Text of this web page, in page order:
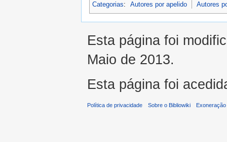
Categorias: Autores por apelido Autores
Esta página foi
Maio de 2013.
Esta página foi
Política de privacidade Sobre o Bibliowiki